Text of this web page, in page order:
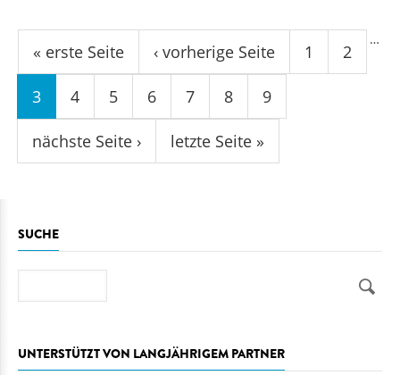
Seiten
« erste Seite ‹ vorherige Seite 1 2
3 4 5 6 7 8 9
…
nächste Seite › letzte Seite »
SUCHE
UNTERSTÜTZT VON LANGJÄHRIGEM PARTNER